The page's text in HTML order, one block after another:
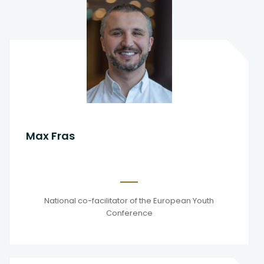
Max Fras
National co-facilitator of the European Youth
Conference